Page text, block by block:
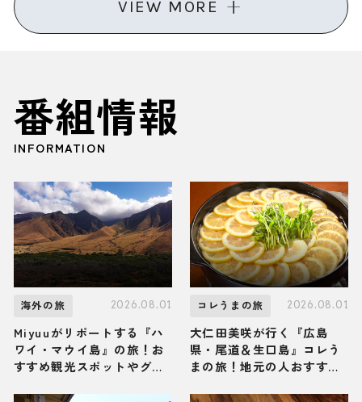
VIEW MORE
番組情報
INFORMATION
海外の旅 2026.08.01
Miyuuがリポートする『ハ
ワイ・マウイ島』の旅！お
すすめ観光スポットやグル
コレうまの旅 2026.08.01
大仁田美咲が行く『広島
県・尾道＆生口島』コレう
まの旅！地元の人おすすめ